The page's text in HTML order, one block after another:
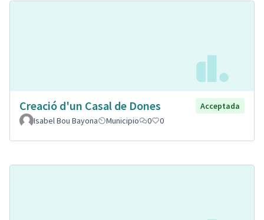
Creació d'un Casal de Dones
Acceptada
Isabel Bou Bayona
Municipio 0 0